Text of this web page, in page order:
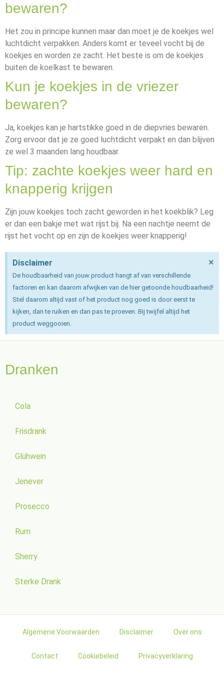
bewaren?
Het zou in principe kunnen maar dan moet je de koekjes wel
luchtdicht verpakken. Anders komt er teveel vocht bij de
koekjes en worden ze zacht. Het beste is om de koekjes
buiten de koelkast te bewaren.
Kun je koekjes in de vriezer
bewaren?
Ja, koekjes kan je hartstikke goed in de diepvries bewaren.
Zorg ervoor dat je ze goed luchtdicht verpakt en dan blijven
ze wel 3 maanden lang houdbaar.
Tip: zachte koekjes weer hard en
knapperig krijgen
Zijn jouw koekjes toch zacht geworden in het koekblik? Leg
er dan een bakje met wat rijst bij. Na een nachtje neemt de
rijst het vocht op en zijn de koekjes weer knapperig!
Disclaimer
De houdbaarheid van jouw product hangt af van verschillende
factoren en kan daarom afwijken van de hier getoonde houdbaarheid!
Stel daarom altijd vast of het product nog goed is door eerst te
kijken, dan te ruiken en dan pas te proeven. Bij twijfel altijd het
product weggooien.
×
Dranken
Cola
Frisdrank
Glühwein
Jenever
Prosecco
Rum
Sherry
Sterke Drank
Algemene Voorwaarden Disclaimer Over ons
Contact Cookiebeleid Privacyverklaring